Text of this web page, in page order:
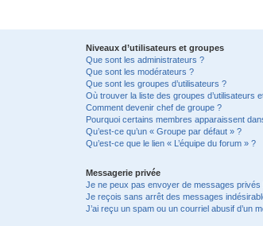
Niveaux d’utilisateurs et groupes
Que sont les administrateurs ?
Que sont les modérateurs ?
Que sont les groupes d’utilisateurs ?
Où trouver la liste des groupes d’utilisateurs
Comment devenir chef de groupe ?
Pourquoi certains membres apparaissent
Qu’est-ce qu’un « Groupe par défaut » ?
Qu’est-ce que le lien « L’équipe du forum » ?
Messagerie privée
Je ne peux pas envoyer de messages privés
Je reçois sans arrêt des messages
J’ai reçu un spam ou un courriel abusif d’un